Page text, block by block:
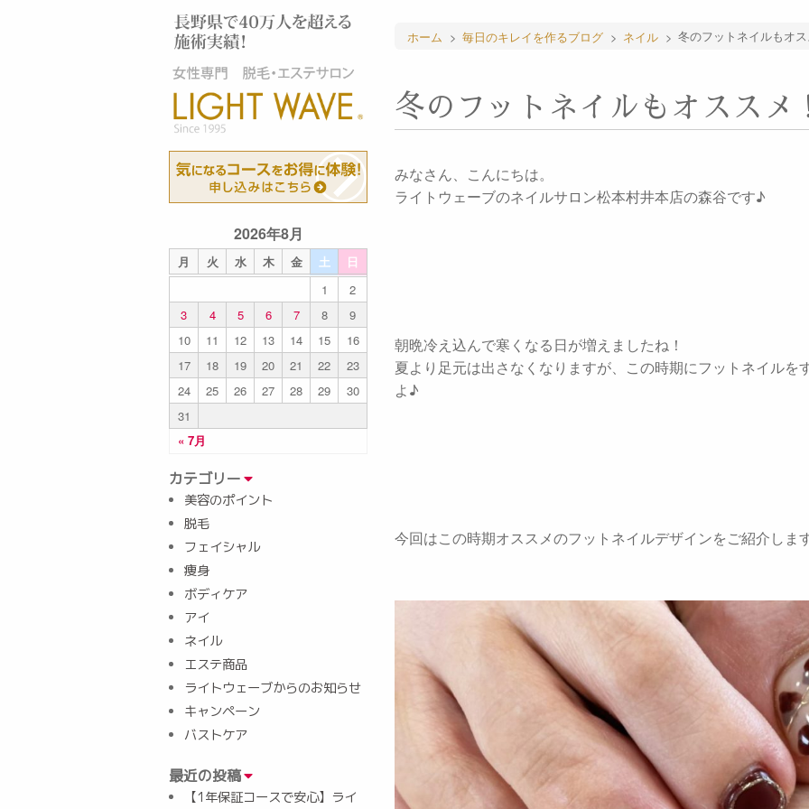
2026年8月
月 火 水 木 金 土 日
« 7月
1
2
3
4 5 6 7 8
9
10
11 12 13 14 15
16
17
18 19 20 21 22
23
24
25 26 27 28 29
30
31
カテゴリー
美容のポイント
脱毛
フェイシャル
痩身
ボディケア
アイ
ネイル
エステ商品
ライトウェーブからのお知らせ
キャンペーン
バストケア
最近の投稿
【1年保証コースで安心】ライ
ホーム > 毎日のキレイを作るブログ > ネイル > 冬のフットネイルもオ
冬のフットネイルもオススメ
みなさん、こんにちは。
ライトウェーブのネイルサロン松本村井本店の森谷です♪
朝晩冷え込んで寒くなる日が増えましたね！
夏より足元は出さなくなりますが、この時期にフットネイルを
よ♪
今回はこの時期オススメのフットネイルデザインをご紹介しま